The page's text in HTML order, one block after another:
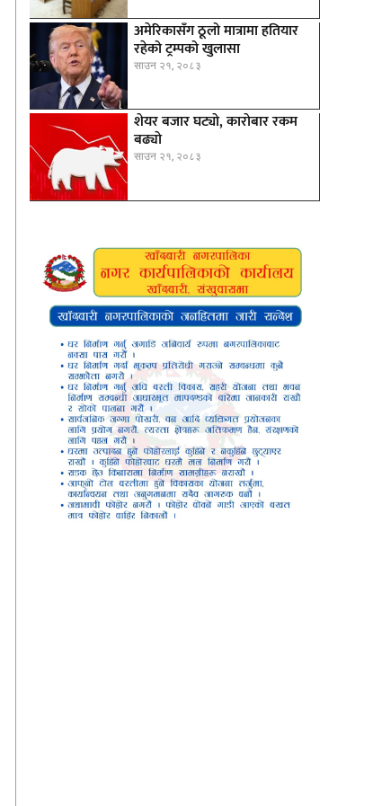
अमेरिकासँग ठूलो मात्रामा हतियार
रहेको ट्रम्पको खुलासा
साउन २१, २०८३
शेयर बजार घट्याे, काराेबार रकम
बढ्याे
साउन २१, २०८३